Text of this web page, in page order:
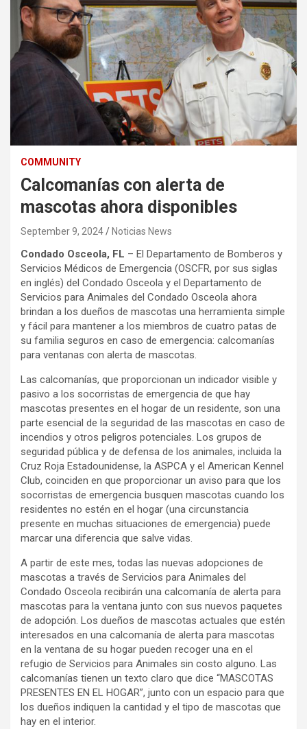
COMMUNITY
Calcomanías con alerta de
mascotas ahora disponibles
September 9, 2024 Noticias News
Condado Osceola, FL – El Departamento de Bomberos y
Servicios Médicos de Emergencia (OSCFR, por sus siglas
en inglés) del Condado Osceola y el Departamento de
Servicios para Animales del Condado Osceola ahora
brindan a los dueños de mascotas una herramienta simple
y fácil para mantener a los miembros de cuatro patas de
su familia seguros en caso de emergencia: calcomanías
para ventanas con alerta de mascotas.
Las calcomanías, que proporcionan un indicador visible y
pasivo a los socorristas de emergencia de que hay
mascotas presentes en el hogar de un residente, son una
parte esencial de la seguridad de las mascotas en caso de
incendios y otros peligros potenciales. Los grupos de
seguridad pública y de defensa de los animales, incluida la
Cruz Roja Estadounidense, la ASPCA y el American Kennel
Club, coinciden en que proporcionar un aviso para que los
socorristas de emergencia busquen mascotas cuando los
residentes no estén en el hogar (una circunstancia
presente en muchas situaciones de emergencia) puede
marcar una diferencia que salve vidas.
A partir de este mes, todas las nuevas adopciones de
mascotas a través de Servicios para Animales del
Condado Osceola recibirán una calcomanía de alerta para
mascotas para la ventana junto con sus nuevos paquetes
de adopción. Los dueños de mascotas actuales que estén
interesados ​​en una calcomanía de alerta para mascotas
en la ventana de su hogar pueden recoger una en el
refugio de Servicios para Animales sin costo alguno. Las
calcomanías tienen un texto claro que dice “MASCOTAS
PRESENTES EN EL HOGAR”, junto con un espacio para que
los dueños indiquen la cantidad y el tipo de mascotas que
hay en el interior.